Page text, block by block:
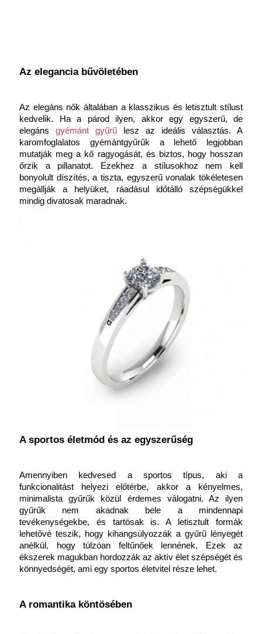
Az elegancia bűvöletében
Az elegáns nők általában a klasszikus és letisztult stílust
kedvelik. Ha a párod ilyen, akkor egy egyszerű, de
elegáns gyémánt gyűrű lesz az ideális választás. A
karomfoglalatos gyémántgyűrűk a lehető legjobban
mutatják meg a kő ragyogását, és biztos, hogy hosszan
őrzik a pillanatot. Ezekhez a stílusokhoz nem kell
bonyolult díszítés, a tiszta, egyszerű vonalak tökéletesen
megállják a helyüket, ráadásul időtálló szépségükkel
mindig divatosak maradnak.
A sportos életmód és az egyszerűség
Amennyiben kedvesed a sportos típus, aki a
funkcionalitást helyezi előtérbe, akkor a kényelmes,
minimalista gyűrűk közül érdemes válogatni. Az ilyen
gyűrűk nem akadnak bele a mindennapi
tevékenységekbe, és tartósak is. A letisztult formák
lehetővé teszik, hogy kihangsúlyozzák a gyűrű lényegét
anélkül, hogy túlzóan feltűnőek lennének. Ezek az
ékszerek magukban hordozzák az aktív élet szépségét és
könnyedségét, ami egy sportos életvitel része lehet.
A romantika köntösében